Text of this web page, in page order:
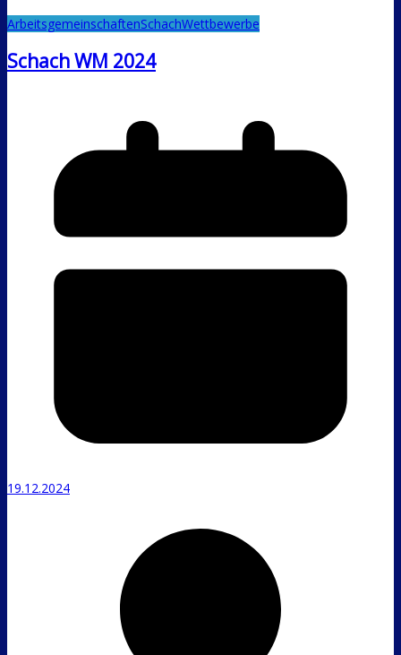
ArbeitsgemeinschaftenSchachWettbewerbe
Schach WM 2024
19.12.2024